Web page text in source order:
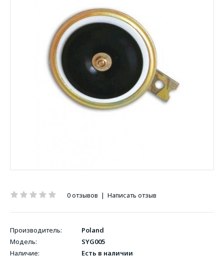
0 отзывов | Написать отзыв
Производитель:
Poland
Модель:
SYG005
Наличие:
Есть в наличии